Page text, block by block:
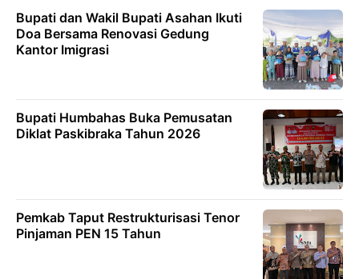
Bupati dan Wakil Bupati Asahan Ikuti
Doa Bersama Renovasi Gedung
Kantor Imigrasi
Bupati Humbahas Buka Pemusatan
Diklat Paskibraka Tahun 2026
Pemkab Taput Restrukturisasi Tenor
Pinjaman PEN 15 Tahun